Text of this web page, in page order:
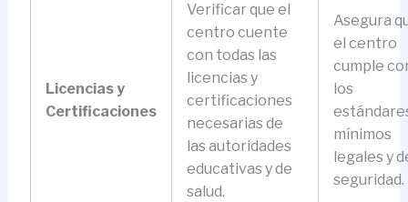
Licencias y
Certificaciones
Verificar que el
centro cuente
con todas las
licencias y
certificaciones
necesarias de
las autoridades
educativas y de
salud.
Asegura
el centro
cumple
los
mínimos
legales y
seguridad.